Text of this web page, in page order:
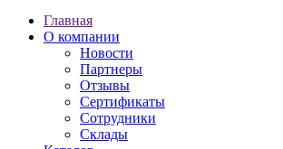
Главная
О компании
Новости
Партнеры
Отзывы
Сертификаты
Сотрудники
Склады